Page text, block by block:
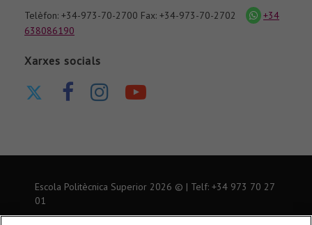
Telèfon: +34-973-70-2700 Fax: +34-973-70-2702
icona
whatsapp
+34
638086190
Xarxes socials
Twitter
página
Facebook
página
Instagram
Nuestro
Youtube
Escola Politècnica Superior 2026 © | Telf: +34 973 70 27
01